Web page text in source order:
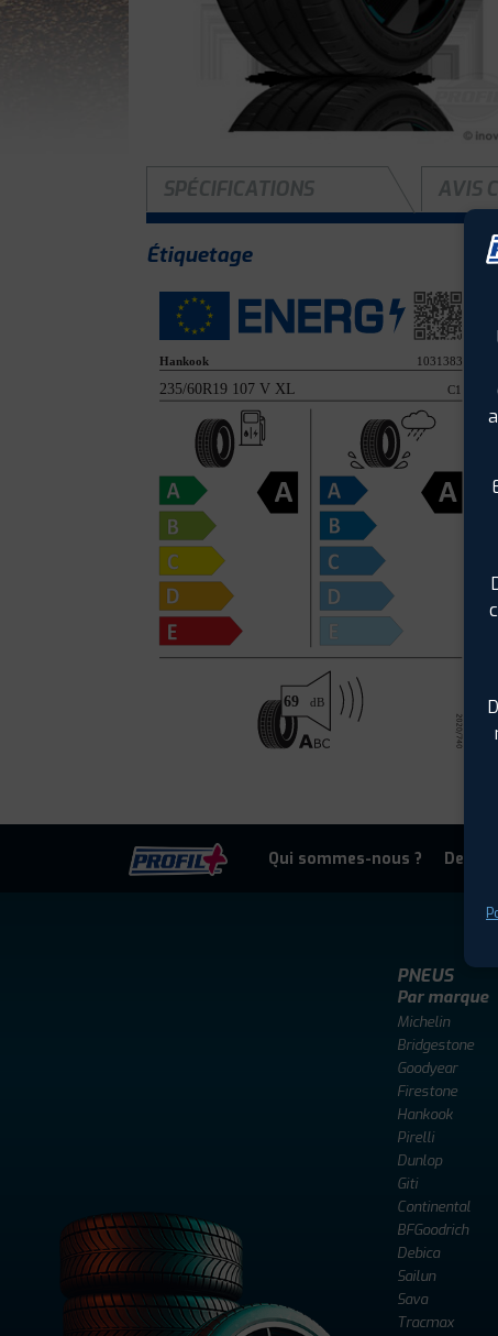
SPÉCIFICATIONS AVIS
Étiquetage
Qui sommes-nous ?
PNEUS
Par marque
Michelin
Bridgestone
Goodyear
Firestone
Hankook
Pirelli
Dunlop
Giti
Continental
BFGoodrich
Debica
Sailun
Sava
Tracmax